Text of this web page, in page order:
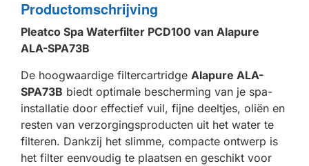
Productomschrijving
Pleatco Spa Waterfilter PCD100 van Alapure
ALA-SPA73B
De hoogwaardige filtercartridge Alapure ALA-
SPA73B biedt optimale bescherming van je spa-
installatie door effectief vuil, fijne deeltjes, oliën en
resten van verzorgingsproducten uit het water te
filteren. Dankzij het slimme, compacte ontwerp is
het filter eenvoudig te plaatsen en geschikt voor